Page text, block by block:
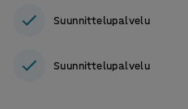
Suunnittelupalvelu
Suunnittelupalvelu